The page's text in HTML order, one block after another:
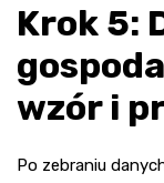
Krok 5:
wzór i
Po zebraniu